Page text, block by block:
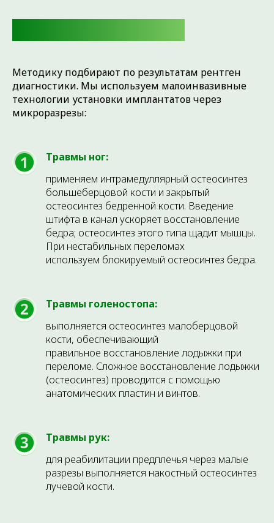
Методику подбирают по результатам рентген
диагностики. Мы используем малоинвазивные
технологии установки имплантатов через
микроразрезы:
Травмы ног:
применяем интрамедуллярный остеосинтез
большеберцовой кости и закрытый
остеосинтез бедренной кости. Введение
штифта в канал ускоряет восстановление
бедра; остеосинтез этого типа щадит мышцы.
При нестабильных переломах
используем блокируемый остеосинтез бедра.
Травмы голеностопа:
выполняется остеосинтез малоберцовой
кости, обеспечивающий
правильное восстановление лодыжки при
переломе. Сложное восстановление лодыжки
(остеосинтез) проводится с помощью
анатомических пластин и винтов.
Травмы рук:
для реабилитации предплечья через малые
разрезы выполняется накостный остеосинтез
лучевой кости.
КОНСУЛЬТАЦИЮ ПРЯМО
Оставьте свои данные, и наш администратор
свяжется с вами для подбора удобного времени.
+7
Нажимая на кнопку Записаться, вы
Согласие на обработку
персональных данныхи принимаете
Пользовательское соглашение